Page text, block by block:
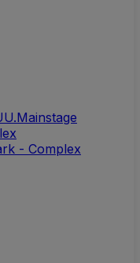
Mainstage
- Complex